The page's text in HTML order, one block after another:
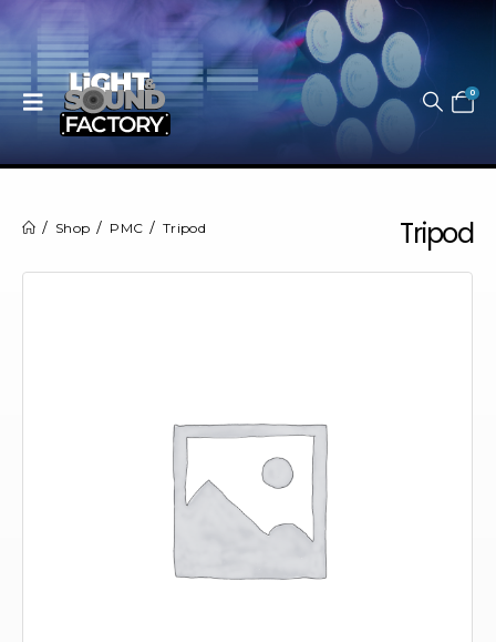
0
Tripod
Shop PMC Tripod